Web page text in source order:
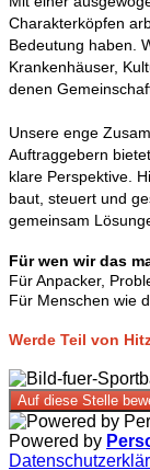
Charakterköpfen
Bedeutung haben.
Krankenhäuser,
denen
Unsere enge
Auftraggebern
klare Perspektive.
baut, steuert und
gemeinsam
Für wen wir das
Für Anpacker,
Für Menschen wie
Werde Teil von
Auf diese Stelle
Powered by